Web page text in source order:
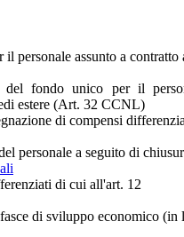
personale assunto a contratto
fondo unico per il
estere (Art. 32 CCNL)
di compensi
personale a seguito di
di cui all'art. 12
di sviluppo economico (in